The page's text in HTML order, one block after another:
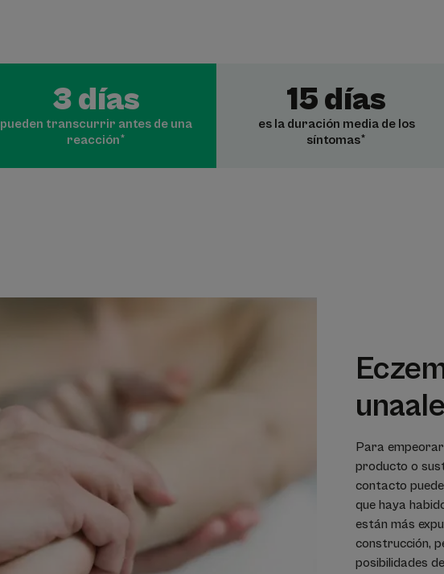
3 días
pueden transcurrir antes de una
reacción*
15 días
es la duración media de los
síntomas*
una
Para
producto o
contacto
que haya
están más
construcción,
posibilidades